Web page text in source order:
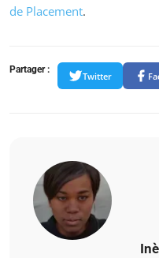
de Placement.
Partager :
Twitter